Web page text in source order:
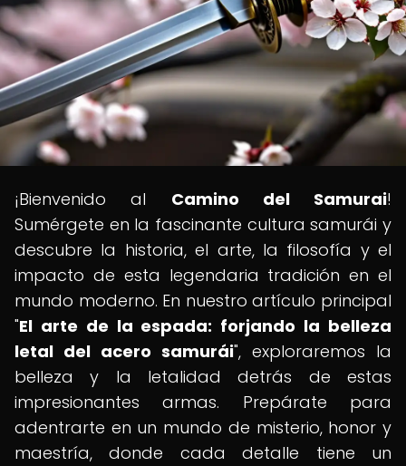
¡Bienvenido al Camino del Samurai!
Sumérgete en la fascinante cultura samurái y
descubre la historia, el arte, la filosofía y el
impacto de esta legendaria tradición en el
mundo moderno. En nuestro artículo principal
"El arte de la espada: forjando la belleza
letal del acero samurái", exploraremos la
belleza y la letalidad detrás de estas
impresionantes armas. Prepárate para
adentrarte en un mundo de misterio, honor y
maestría, donde cada detalle tiene un